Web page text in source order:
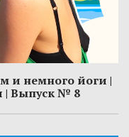
и немного йоги |
| Выпуск № 8